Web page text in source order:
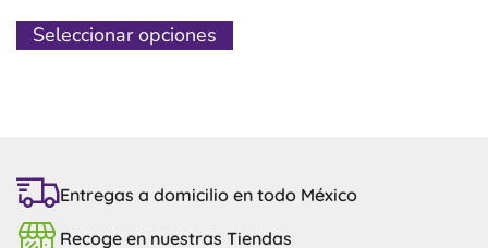
Seleccionar opciones
Entregas a domicilio en todo México
Recoge en nuestras Tiendas